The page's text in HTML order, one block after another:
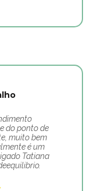
do ponto de
muito bem
é um
Tatiana